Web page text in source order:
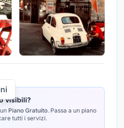
visibili?
Piano Gratuito. Passa a un piano
tutti i servizi.